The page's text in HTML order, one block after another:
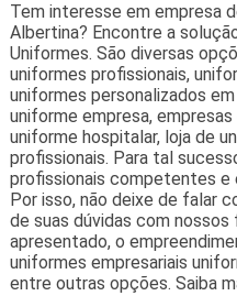
Tem interesse em empresa
Albertina? Encontre a
Uniformes. São diversas
uniformes profissionais,
uniformes personalizados
uniforme empresa,
uniforme hospitalar, loja de
profissionais. Para tal
profissionais competentes e
Por isso, não deixe de falar
de suas dúvidas com
apresentado, o
uniformes empresariais
entre outras opções. Saiba